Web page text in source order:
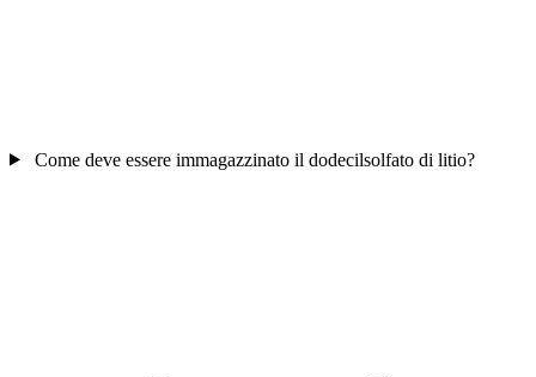
Come deve essere immagazzinato il dodecilsolfato di litio?